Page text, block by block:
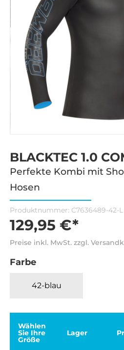
BLACKTEC 1.0
Perfekte Kombi mit
Hosen
Produktnummer: C7636489-42-L
129,95 €*
Preise inkl. MwSt. zzgl.
Farbe
42-blau
Wählen
Sie Ihre
Größe
Lager